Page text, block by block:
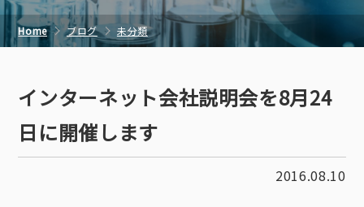
Home ブログ 未分類
インターネット会社説明会を8月24
日に開催します
2016.08.10